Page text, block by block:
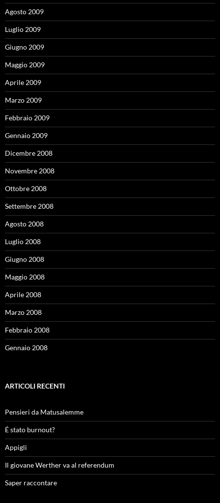
Agosto 2009
Luglio 2009
Giugno 2009
Maggio 2009
Aprile 2009
Marzo 2009
Febbraio 2009
Gennaio 2009
Dicembre 2008
Novembre 2008
Ottobre 2008
Settembre 2008
Agosto 2008
Luglio 2008
Giugno 2008
Maggio 2008
Aprile 2008
Marzo 2008
Febbraio 2008
Gennaio 2008
ARTICOLI RECENTI
Pensieri da Matusalemme
É stato burnout?
Appigli
Il giovane Werther va al referendum
Saper raccontare